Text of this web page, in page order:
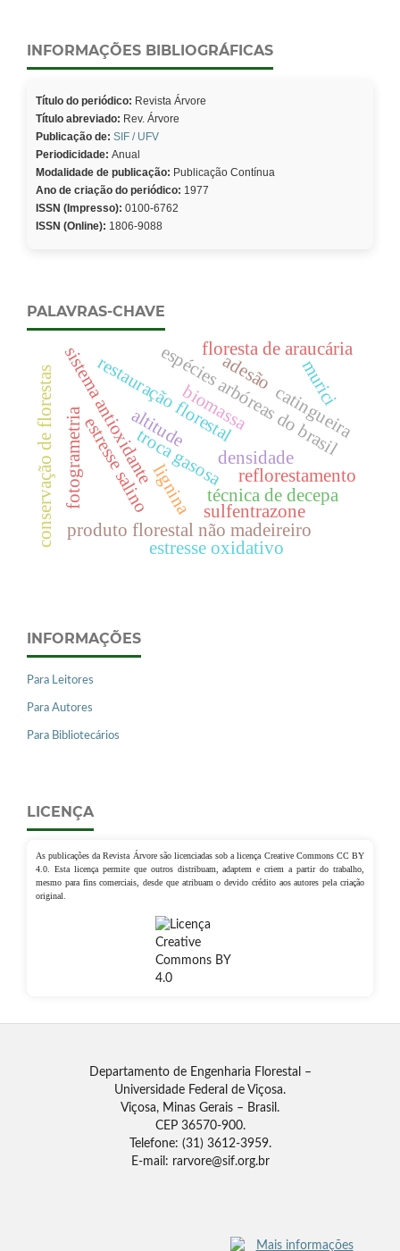
INFORMAÇÕES BIBLIOGRÁFICAS
Título do periódico: Revista Árvore
Título abreviado: Rev. Árvore
Publicação de: SIF / UFV
Periodicidade: Anual
Modalidade de publicação: Publicação Contínua
Ano de criação do periódico: 1977
ISSN (Impresso): 0100-6762
ISSN (Online): 1806-9088
PALAVRAS-CHAVE
biomassa
densidade
sistema antioxidantetroca gasosa
espécies arbóreas do brasil
técnica de decepa
lignina
estresse salino
catingueira
altitude
produto florestal não madeireiro
fotogrametria
estresse oxidativo
restauração florestal
conservação de florestas
floresta de araucária
murici
adesão
reflorestamento
sulfentrazone
INFORMAÇÕES
Para Leitores
Para Autores
Para Bibliotecários
LICENÇA
As publicações da Revista Árvore são licenciadas sob a licença Creative Commons CC BY
4.0. Esta licença permite que outros distribuam, adaptem e criem a partir do trabalho,
mesmo para fins comerciais, desde que atribuam o devido crédito aos autores pela criação
original.
Departamento de Engenharia Florestal –
Universidade Federal de Viçosa.
Viçosa, Minas Gerais – Brasil.
CEP 36570-900.
Telefone: (31) 3612-3959.
E-mail: rarvore@sif.org.br